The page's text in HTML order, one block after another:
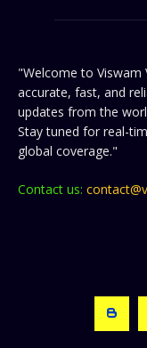
"Welcome to Viswam
accurate, fast, and
updates from the
Stay tuned for real-
global coverage."
Contact us: